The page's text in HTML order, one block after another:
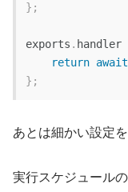
} ;
exports . handler
return await
} ;
あとは細かい設定
実行スケジュール